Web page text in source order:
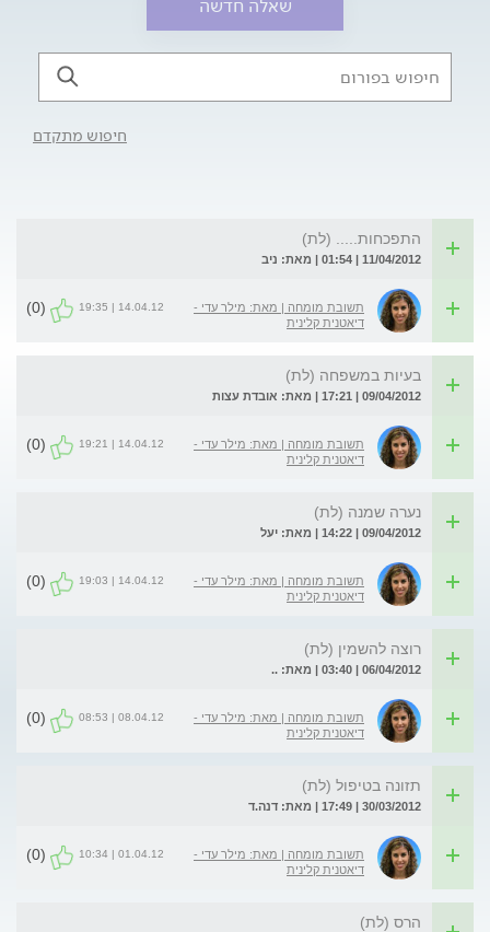
שאלה חדשה
חיפוש מתקדם
התפכחות..... (לת)
11/04/2012 | 01:54 | מאת: ניב
תשובת מומחה | מאת: מילר עדי -
דיאטנית קלינית
14.04.12 | 19:35
(0)
בעיות במשפחה (לת)
09/04/2012 | 17:21 | מאת: אובדת עצות
תשובת מומחה | מאת: מילר עדי -
דיאטנית קלינית
14.04.12 | 19:21
(0)
נערה שמנה (לת)
09/04/2012 | 14:22 | מאת: יעל
תשובת מומחה | מאת: מילר עדי -
דיאטנית קלינית
14.04.12 | 19:03
(0)
רוצה להשמין (לת)
06/04/2012 | 03:40 | מאת: ..
תשובת מומחה | מאת: מילר עדי -
דיאטנית קלינית
08.04.12 | 08:53
(0)
תזונה בטיפול (לת)
30/03/2012 | 17:49 | מאת: דנה.ד
תשובת מומחה | מאת: מילר עדי -
דיאטנית קלינית
01.04.12 | 10:34
(0)
הרס (לת)